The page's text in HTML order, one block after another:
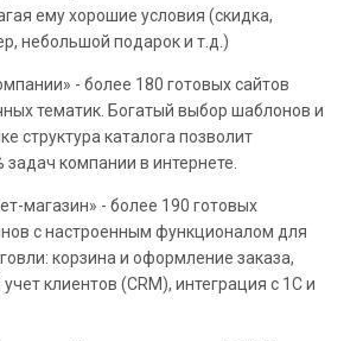
ему хорошие условия (скидка,
небольшой подарок и т.д.)
- более 180 готовых сайтов
тематик. Богатый выбор шаблонов и
структура каталога позволит
задач компании в интернете.
магазин» - более 190 готовых
с настроенным функционалом для
корзина и оформление заказа,
клиентов (CRM), интеграция с 1С и